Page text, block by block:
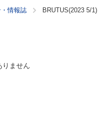
情報誌 BRUTUS(2023 5/1)
りません